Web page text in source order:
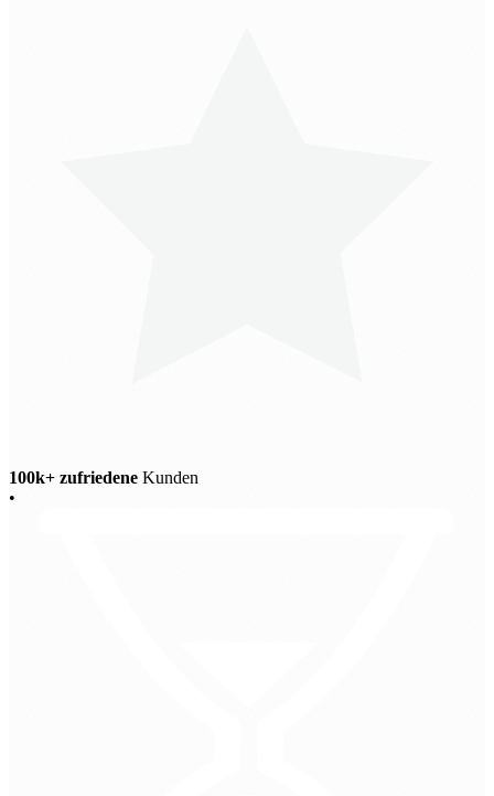
100k+ zufriedene Kunden
•